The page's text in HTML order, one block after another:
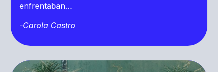
enfrentaban…
-Carola Castro